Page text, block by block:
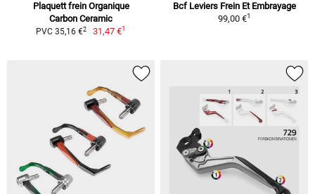
Plaquett frein Organique
Carbon Ceramic
PVC 35,16 €2 31,47 €1
Bcf Leviers Frein Et Embrayage
99,00 €1